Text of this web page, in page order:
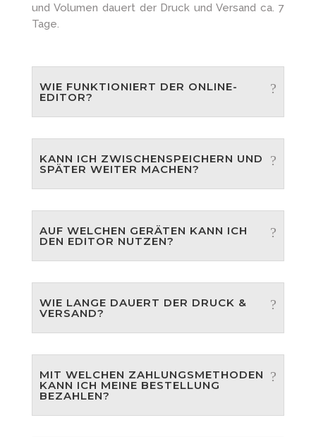
und Volumen dauert der Druck und Versand ca. 7
Tage.
WIE FUNKTIONIERT DER ONLINE-
EDITOR?
KANN ICH ZWISCHENSPEICHERN UND
SPÄTER WEITER MACHEN?
AUF WELCHEN GERÄTEN KANN ICH
DEN EDITOR NUTZEN?
WIE LANGE DAUERT DER DRUCK &
VERSAND?
MIT WELCHEN ZAHLUNGSMETHODEN
KANN ICH MEINE BESTELLUNG
BEZAHLEN?